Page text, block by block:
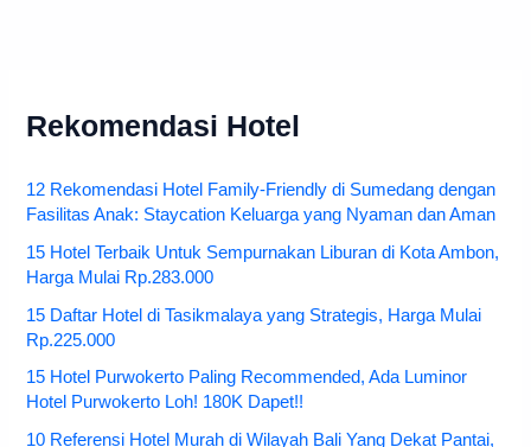
Rekomendasi Hotel
12 Rekomendasi Hotel Family-Friendly di Sumedang dengan
Fasilitas Anak: Staycation Keluarga yang Nyaman dan Aman
15 Hotel Terbaik Untuk Sempurnakan Liburan di Kota Ambon,
Harga Mulai Rp.283.000
15 Daftar Hotel di Tasikmalaya yang Strategis, Harga Mulai
Rp.225.000
15 Hotel Purwokerto Paling Recommended, Ada Luminor
Hotel Purwokerto Loh! 180K Dapet!!
10 Referensi Hotel Murah di Wilayah Bali Yang Dekat Pantai,